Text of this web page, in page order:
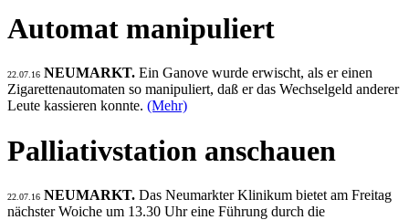
Automat manipuliert
22.07.16 NEUMARKT. Ein Ganove wurde erwischt, als er einen
Zigarettenautomaten so manipuliert, daß er das Wechselgeld anderer
Leute kassieren konnte. (Mehr)
Palliativstation anschauen
22.07.16 NEUMARKT. Das Neumarkter Klinikum bietet am Freitag
nächster Woiche um 13.30 Uhr eine Führung durch die